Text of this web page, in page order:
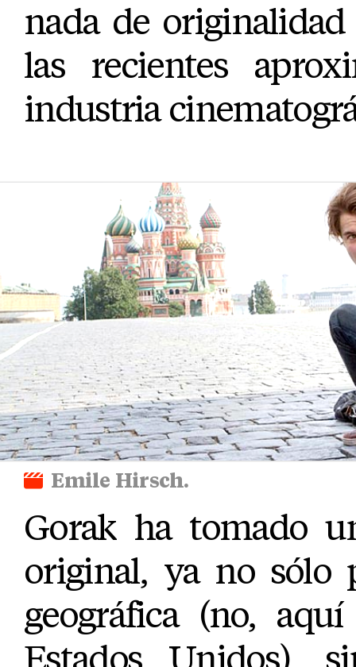
nada de
las recientes
industria
Emile Hirsch.
Gorak ha tomado
original, ya no sólo
geográfica (no,
Estados Unidos),